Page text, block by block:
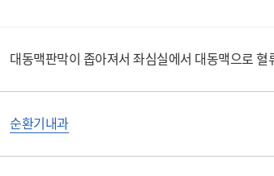
대동맥판막이 좁아져서 좌심실에서 대동맥으로
해당 과를 클릭 하면진료과로 바로 연결됩니다.
순환기내과